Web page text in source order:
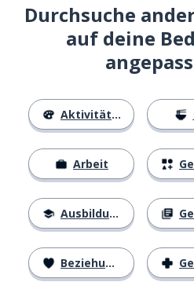
Durchsuche
auf deine
Aktivitäten
Arbeit
Ausbildung
Beziehungen